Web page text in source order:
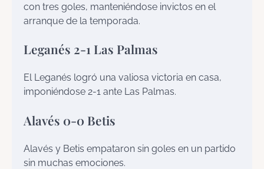
con tres goles, manteniéndose invictos en el
arranque de la temporada.
Leganés 2-1 Las Palmas
El Leganés logró una valiosa victoria en casa,
imponiéndose 2-1 ante Las Palmas.
Alavés 0-0 Betis
Alavés y Betis empataron sin goles en un partido
sin muchas emociones.